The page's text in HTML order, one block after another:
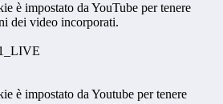
è impostato da YouTube per tenere
dei video incorporati.
è impostato da Youtube per tenere